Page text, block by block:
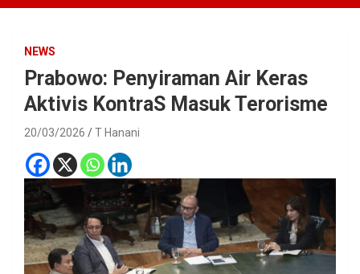
NEWS
Prabowo: Penyiraman Air Keras
Aktivis KontraS Masuk Terorisme
20/03/2026 T Hanani